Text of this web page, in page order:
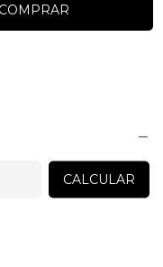
CALCULAR